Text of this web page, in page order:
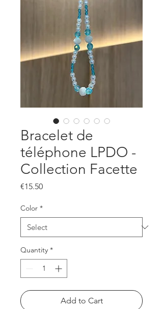
Bracelet de
téléphone LPDO -
Collection Facette
€15.50Price
Color *
Quantity *
Add to Cart